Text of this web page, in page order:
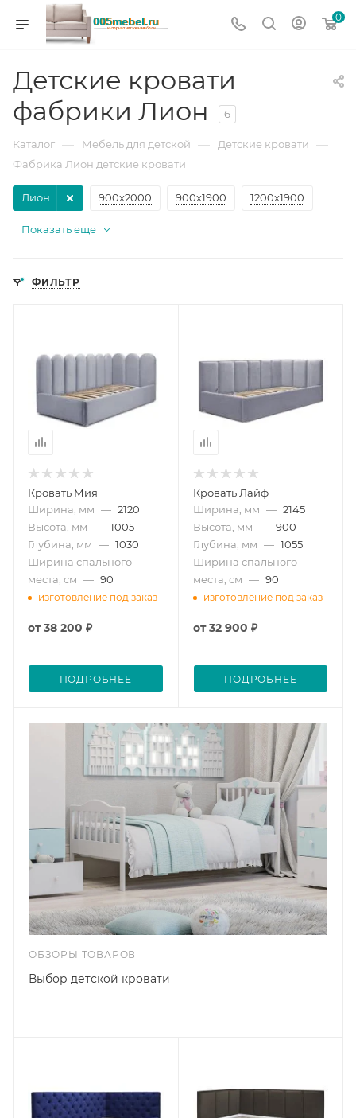
0
Детские кровати
фабрики Лион
6
Каталог — Мебель для детской — Детские кровати —
Фабрика Лион детские кровати
900х2000 900х1900 1200х1900
Лион
Показать еще
ФИЛЬТР
Кровать Мия
Ширина, мм — 2120
Высота, мм — 1005
Глубина, мм — 1030
Ширина спального
места, см — 90
изготовление под заказ
от38 200 ₽
ПОДРОБНЕЕ
Кровать Лайф
Ширина, мм — 2145
Высота, мм — 900
Глубина, мм — 1055
Ширина спального
места, см — 90
изготовление под заказ
от32 900 ₽
ПОДРОБНЕЕ
ОБЗОРЫ ТОВАРОВ
Выбор детской кровати